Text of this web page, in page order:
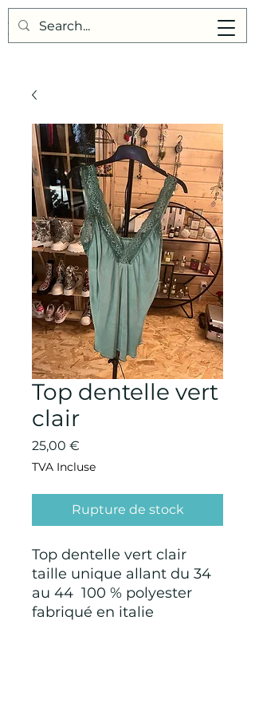
Points de Suture
Top dentelle vert
clair
25,00 €
TVA Incluse
Rupture de stock
Top dentelle vert clair
taille unique allant du 34
au 44 100 % polyester
fabriqué en italie